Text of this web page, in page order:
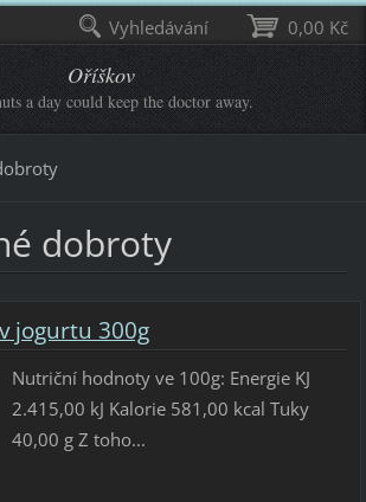
Oříškov
a day could keep the doctor away.
dobroty
jogurtu 300g
Nutriční hodnoty ve 100g: Energie KJ
2.415,00 kJ Kalorie 581,00 kcal Tuky
40,00 g Z toho...
0,00 Kč
Vyhledávání